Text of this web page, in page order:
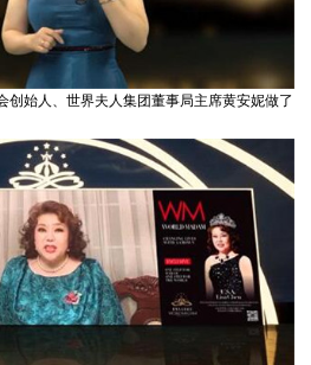
始人、世界夫人集团董事局主席黄安妮做了